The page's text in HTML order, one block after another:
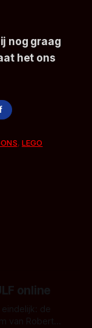
nog graag
het ons
, LEGO
online
de
van Robert